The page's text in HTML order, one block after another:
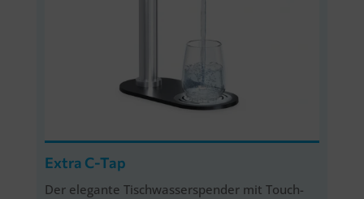
Extra C-Tap
Der elegante Tischwasserspender mit Touch-